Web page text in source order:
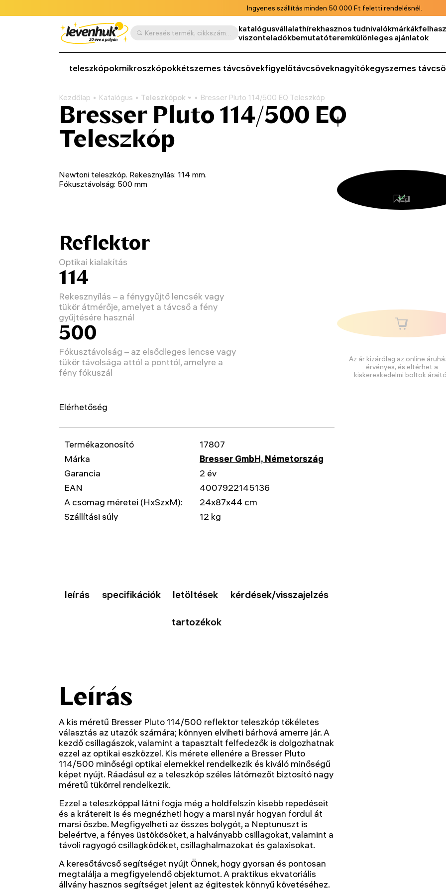
Ingyenes szállítás minden 50 000 Ft feletti rendelésnél.
Keresés termék, cikkszám, kategória stb. szerint katalógusvállalathírekhasznos tudnivalókmárkák
viszonteladókbemutatóteremkülönleges ajánlatok
teleszkópokmikroszkópokkétszemes távcsövekfigyelőtávcsöveknagyítókegyszemes
Kezdőlap Katalógus Teleszkópok Bresser Pluto 114/500 EQ Teleszkóp
Bresser Pluto 114/500 EQ
Teleszkóp
Az ár kizárólag az online
érvényes, és eltérhet a
kiskereskedelmi boltok
Newtoni teleszkóp. Rekesznyílás: 114 mm.
Fókusztávolság: 500 mm
Reflektor
Optikai kialakítás
114
Rekesznyílás – a fénygyűjtő lencsék vagy
tükör átmérője, amelyet a távcső a fény
gyűjtésére használ
500
Fókusztávolság – az elsődleges lencse vagy
tükör távolsága attól a ponttól, amelyre a
fény fókuszál
Elérhetőség
Termékazonosító
17807
Márka
Bresser GmbH, Németország
Garancia
2 év
EAN
4007922145136
A csomag méretei (HxSzxM):
24x87x44 cm
Szállítási súly
12 kg
leírás specifikációk letöltések kérdések/visszajelzés
tartozékok
Leírás
A kis méretű Bresser Pluto 114/500 reflektor teleszkóp tökéletes
választás az utazók számára; könnyen elviheti bárhová amerre jár. A
kezdő csillagászok, valamint a tapasztalt felfedezők is dolgozhatnak
ezzel az optikai eszközzel. Kis mérete ellenére a Bresser Pluto
114/500 minőségi optikai elemekkel rendelkezik és kiváló minőségű
képet nyújt. Ráadásul ez a teleszkóp széles látómezőt biztosító nagy
méretű tükörrel rendelkezik.
Ezzel a teleszkóppal látni fogja még a holdfelszín kisebb repedéseit
és a krátereit is és megnézheti hogy a marsi nyár hogyan fordul át
marsi őszbe. Megfigyelheti az összes bolygót, a Neptunuszt is
beleértve, a fényes üstökösöket, a halványabb csillagokat, valamint a
távoli ragyogó csillagködöket, csillaghalmazokat és galaxisokat.
A keresőtávcső segítséget nyújt Önnek, hogy gyorsan és pontosan
megtalálja a megfigyelendő objektumot. A praktikus ekvatoriális
állvány hasznos segítséget jelent az égitestek könnyű követéséhez.